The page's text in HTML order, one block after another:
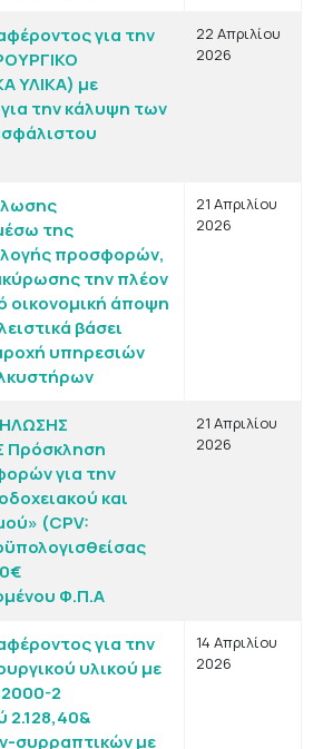
για την
ΥΛΙΚΑ) με
την κάλυψη των
22 Απριλίου
2026
της
προσφορών,
την πλέον
άποψη
βάσει
υπηρεσιών
21 Απριλίου
2026
Πρόσκληση
για την
και
(CPV:
Φ.Π.Α
21 Απριλίου
2026
για την
υλικού με
2
2.128,40&
συρραπτικών με
14 Απριλίου
2026